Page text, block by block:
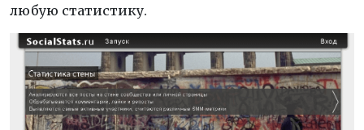
любую статистику.